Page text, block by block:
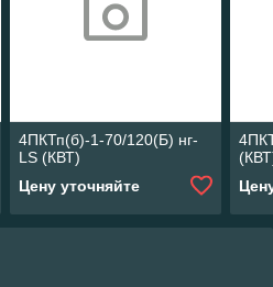
4ПКТп(б)-1-70/120(Б) нг-
LS (КВТ)
Цену уточняйте